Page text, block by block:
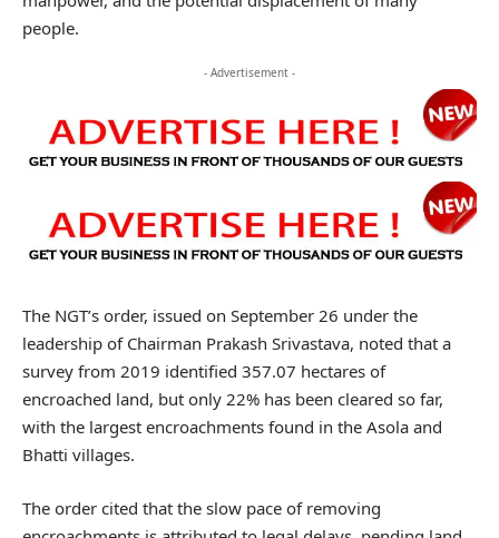
people.
- Advertisement -
The NGT’s order, issued on September 26 under the
leadership of Chairman Prakash Srivastava, noted that a
survey from 2019 identified 357.07 hectares of
encroached land, but only 22% has been cleared so far,
with the largest encroachments found in the Asola and
Bhatti villages.
The order cited that the slow pace of removing